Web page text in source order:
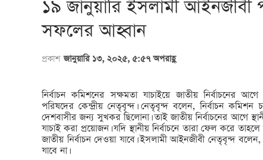
১৯ জানুয়ারি ইসলামী আইনজীবী
সফলের আহ্বান
প্রকাশ জানুয়ারি ১৩, ২০২৫, ৫:৫৭ অপরাহ্ণ
নির্বাচন কমিশনের সক্ষমতা যাচাইয়ে জাতীয় নির্বাচনের
পরিষদের কেন্দ্রীয় নেতৃবৃন্দ। নেতৃবৃন্দ বলেন, নির্বাচন কমিশন
দেশবাসীর জন্য সুখকর ছিলোনা। তাই জাতীয় নির্বাচনের আগে
যাচাই করা প্রয়োজন। যদি স্থানীয় নির্বাচনে তারা ফেল করে
জাতীয় নির্বাচন দেওয়া যাবে। ইসলামী আইনজীবী নেতৃবৃন্দ
যাবে না।